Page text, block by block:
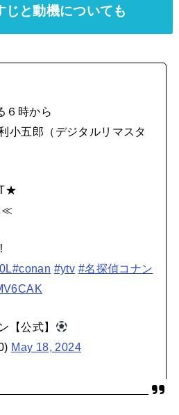
と動機についても
６時から
小五郎（デジタルリマスタ
#conan #ytv #名探偵コナン
【公式】
May 18, 2024